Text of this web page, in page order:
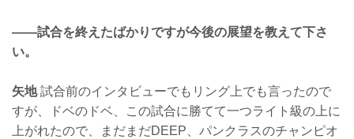
——試合を終えたばかりですが今後の展望を教えて下さ
い。
矢地試合前のインタビューでもリング上でも言ったので
すが、ドベのドベ、この試合に勝てて一つライト級の上に
上がれたので、まだまだDEEP、パンクラスのチャンピオ